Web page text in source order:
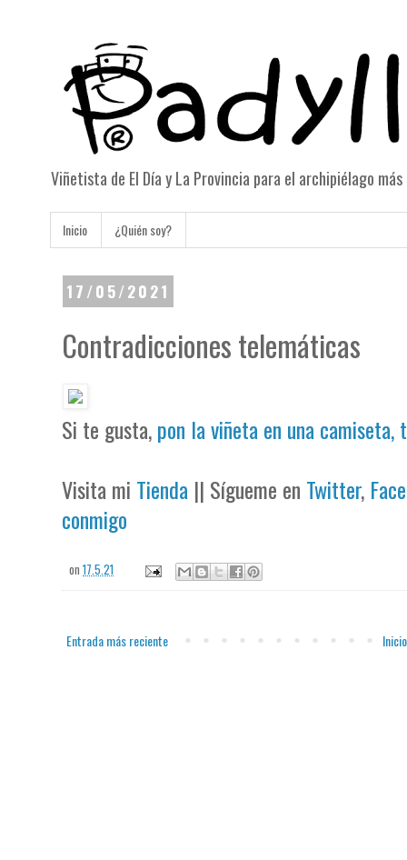
Viñetista de El Día y La Provincia para el archipiélago
Inicio ¿Quién soy?
17/05/2021
Contradicciones telemáticas
Si te gusta,pon la viñeta en una camiseta,
Visita mi Tienda || Sígueme en Twitter,
conmigo
on17.5.21
Entrada más reciente Inicio